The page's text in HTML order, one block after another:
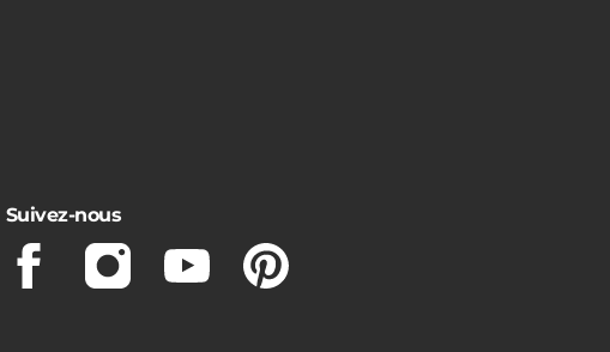
Suivez-nous
FacebookInstagramYoutubePinterest